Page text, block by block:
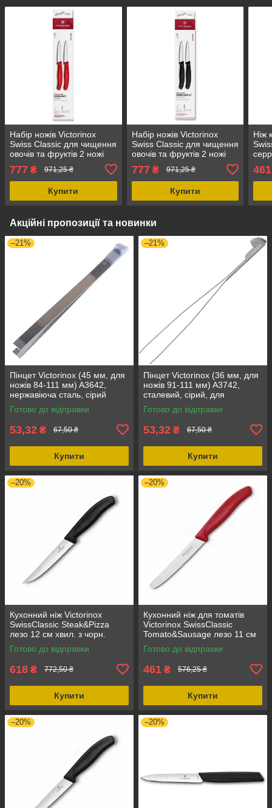
Набір ножів Victorinox
Swiss Classic для чищення
овочів та фруктів 2 ножі
777 ₴ 971,25 ₴
Купити
Набір ножів Victorinox
Swiss Classic для чищення
овочів та фруктів 2 ножі
777₴ 971,25 ₴
Купити
Ніж
Акційні пропозиції та новинки
–21%
Пінцет Victorinox (45 мм, для
ножів 84-111 мм) A3642,
нержавіюча сталь, сірий
колір, запасний аксесуар
Готово до відправки
53,32 ₴ 67,50 ₴
Купити
–21%
Пінцет Victorinox (36 мм, для
ножів 91-111 мм) A3742,
сталевий, сірий, для
аксесуарів, довічна гарантія
Готово до відправки
53,32 ₴ 67,50 ₴
Купити
–20%
Кухонний ніж Victorinox
SwissClassic Steak&Pizza
лезо 12 см хвил. з чорн.
ручкою, нержавіюча сталь,
ергономічна рукоять
Готово до відправки
618 ₴ 772,50 ₴
Купити
–20%
Кухонний ніж для томатів
Victorinox SwissClassic
Tomato&Sausage лезо 11 см
хвил. з черв. ручкою,
серрейторний, для овочів
Готово до відправки
461 ₴ 576,25 ₴
Купити
–20% –20%